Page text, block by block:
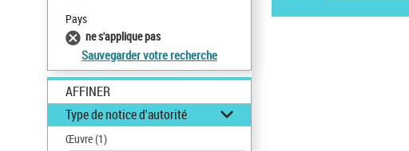
Pays
ne s'applique pas
Sauvegarder votre recherche
AFFINER
Type de notice d'autorité
Œuvre(1)